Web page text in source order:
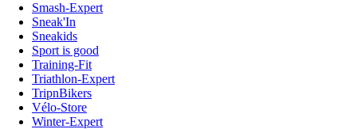
Smash-Expert
Sneak'In
Sneakids
Sport is good
Training-Fit
Triathlon-Expert
TripnBikers
Vélo-Store
Winter-Expert